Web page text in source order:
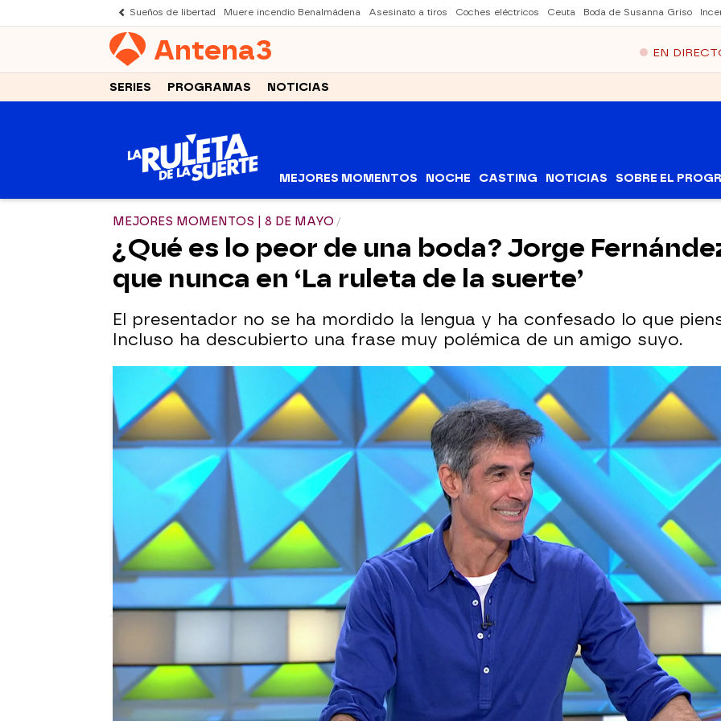
Sueños de libertad Muere incendio Benalmádena Asesinato a tiros Coches eléctricos Ceuta Boda de Susanna Griso
Antena3 EN
SERIES PROGRAMAS NOTICIAS
MEJORES MOMENTOS NOCHE CASTING NOTICIAS SOBRE EL
MEJORES MOMENTOS | 8 DE MAYO
¿Qué es lo peor de una boda? Jorge
que nunca en ‘La ruleta de la suerte’
El presentador no se ha mordido la lengua y ha confesado lo que
Incluso ha descubierto una frase muy polémica de un amigo suyo.
08 de mayo de 2023, 14:48 WhatsappFacebook
X
Una de las metas para la mayor parte de la población es, sin